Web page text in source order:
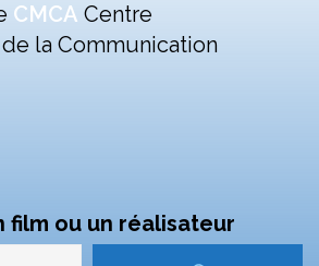
CMCA Centre
la Communication
film ou un réalisateur